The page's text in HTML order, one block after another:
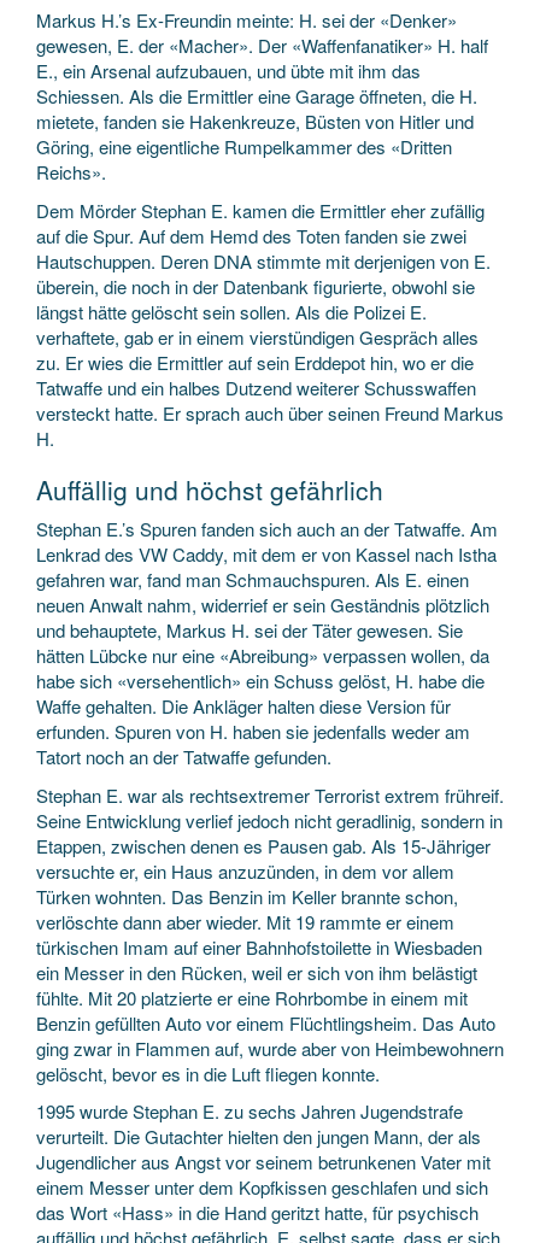
Markus H.’s Ex-Freundin meinte: H. sei der «Denker»
gewesen, E. der «Macher». Der «Waffenfanatiker» H. half
E., ein Arsenal aufzubauen, und übte mit ihm das
Schiessen. Als die Ermittler eine Garage öffneten, die H.
mietete, fanden sie Hakenkreuze, Büsten von Hitler und
Göring, eine eigentliche Rumpelkammer des «Dritten
Reichs».
Dem Mörder Stephan E. kamen die Ermittler eher zufällig
auf die Spur. Auf dem Hemd des Toten fanden sie zwei
Hautschuppen. Deren DNA stimmte mit derjenigen von E.
überein, die noch in der Datenbank figurierte, obwohl sie
längst hätte gelöscht sein sollen. Als die Polizei E.
verhaftete, gab er in einem vierstündigen Gespräch alles
zu. Er wies die Ermittler auf sein Erddepot hin, wo er die
Tatwaffe und ein halbes Dutzend weiterer Schusswaffen
versteckt hatte. Er sprach auch über seinen Freund Markus
H.
Auffällig und höchst gefährlich
Stephan E.’s Spuren fanden sich auch an der Tatwaffe. Am
Lenkrad des VW Caddy, mit dem er von Kassel nach Istha
gefahren war, fand man Schmauchspuren. Als E. einen
neuen Anwalt nahm, widerrief er sein Geständnis plötzlich
und behauptete, Markus H. sei der Täter gewesen. Sie
hätten Lübcke nur eine «Abreibung» verpassen wollen, da
habe sich «versehentlich» ein Schuss gelöst, H. habe die
Waffe gehalten. Die Ankläger halten diese Version für
erfunden. Spuren von H. haben sie jedenfalls weder am
Tatort noch an der Tatwaffe gefunden.
Stephan E. war als rechtsextremer Terrorist extrem frühreif.
Seine Entwicklung verlief jedoch nicht geradlinig, sondern in
Etappen, zwischen denen es Pausen gab. Als 15-Jähriger
versuchte er, ein Haus anzuzünden, in dem vor allem
Türken wohnten. Das Benzin im Keller brannte schon,
verlöschte dann aber wieder. Mit 19 rammte er einem
türkischen Imam auf einer Bahnhofstoilette in Wiesbaden
ein Messer in den Rücken, weil er sich von ihm belästigt
fühlte. Mit 20 platzierte er eine Rohrbombe in einem mit
Benzin gefüllten Auto vor einem Flüchtlingsheim. Das Auto
ging zwar in Flammen auf, wurde aber von Heimbewohnern
gelöscht, bevor es in die Luft fliegen konnte.
1995 wurde Stephan E. zu sechs Jahren Jugendstrafe
verurteilt. Die Gutachter hielten den jungen Mann, der als
Jugendlicher aus Angst vor seinem betrunkenen Vater mit
einem Messer unter dem Kopfkissen geschlafen und sich
das Wort «Hass» in die Hand geritzt hatte, für psychisch
auffällig und höchst gefährlich. E. selbst sagte, dass er sich